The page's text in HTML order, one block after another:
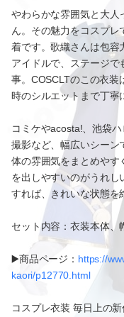
やわらかな雰囲気と大人
ん。その魅力をコスプ
着です。歌織さんは包容
アイドルで、ステージで
事。COSCLTのこの衣装
時のシルエットまで丁寧
コミケやacosta!、池袋
撮影など、幅広いシーン
体の雰囲気をまとめやす
を出しやすいのがうれ
すれば、きれいな状態を
セット内容：衣装本体、
▶️商品ページ： https://
kaori/p12770.html
コスプレ衣装 毎日上の